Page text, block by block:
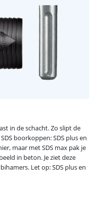
in de schacht. Zo slipt de
boorkoppen: SDS plus en
maar met SDS max pak je
in beton. Je ziet deze
Let op: SDS plus en